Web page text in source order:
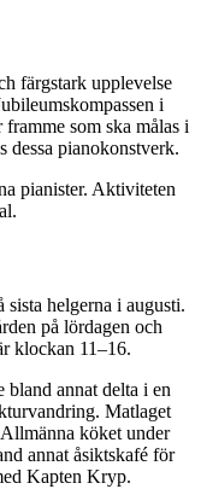
färgstark upplevelse
i
som ska målas i
dessa pianokonstverk.
pianister. Aktiviteten
helgerna i augusti.
på lördagen och
klockan 11–16.
bland annat delta i en
Matlaget
köket under
annat åsiktskafé för
Kapten Kryp.